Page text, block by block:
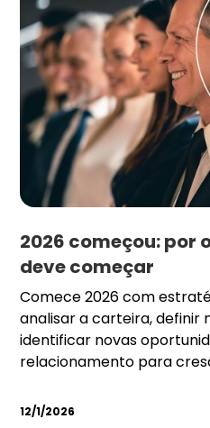
2026 começou: por
deve começar
Comece 2026 com
analisar a carteira, definir
identificar novas
relacionamento para
12/1/2026